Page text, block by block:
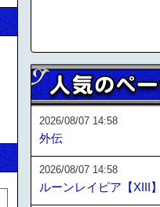
2026/08/07 14:58
外伝
2026/08/07 14:58
ルーンレイピア【XIII】